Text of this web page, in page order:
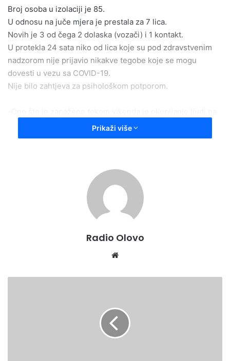
Broj osoba u izolaciji je 85.
U odnosu na juče mjera je prestala za 7 lica.
Novih je 3 od čega 2 dolaska (vozači) i 1 kontakt.
U protekla 24 sata niko od lica koje su pod zdravstvenim
nadzorom nije prijavio nikakve tegobe koje se mogu
dovesti u vezu sa COVID-19.
Nije bilo zahtjeva za psihološkom potporom.
izletištima i duž rijeke Krivaje što je vrlo opasno i za
vrijeme pandemije potpuno neprihvatljivo ponašanje, te je
preporučenih mjera zaštite i čelična disciplina,ističe
Prikaži više
Radio Olovo